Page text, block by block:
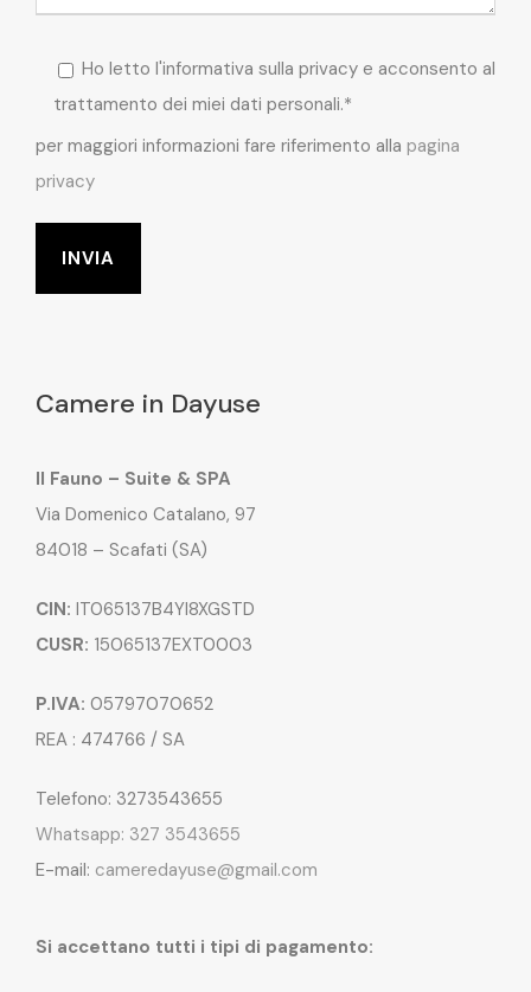
Ho letto l'informativa sulla privacy e acconsento al
trattamento dei miei dati personali.*
per maggiori informazioni fare riferimento alla pagina
privacy
Camere in Dayuse
Il Fauno – Suite & SPA
Via Domenico Catalano, 97
84018 – Scafati (SA)
CIN: IT065137B4YI8XGSTD
CUSR: 15065137EXT0003
P.IVA: 05797070652
REA : 474766 / SA
Telefono: 3273543655
Whatsapp: 327 3543655
E-mail: cameredayuse@gmail.com
Si accettano tutti i tipi di pagamento: